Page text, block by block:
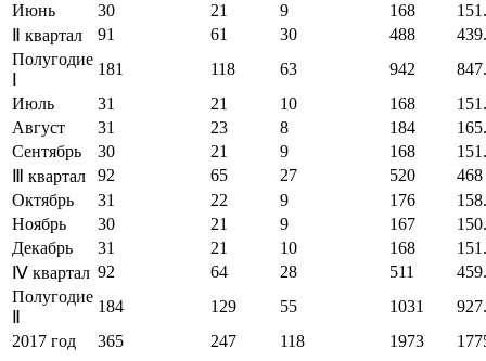
Июнь
30 21 9 168
Ⅱ квартал
91 61 30 488
Полугодие
181 118 63 942
Июль
31 21 10 168
Август
31 23 8 184
Сентябрь
30 21 9 168
Ⅲ квартал
92 65 27 520
468
Октябрь
31 22 9 176
Ноябрь
30 21 9 167
Декабрь
31 21 10 168
Ⅳ квартал 92 64 28 511
Полугодие
184 129 55 1031
2017 год
365 247 118 1973